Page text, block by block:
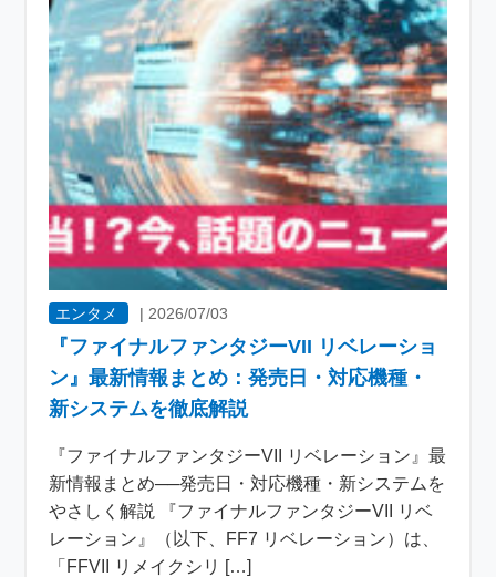
エンタメ | 2026/07/03
『ファイナルファンタジーVII リベレーショ
ン』最新情報まとめ：発売日・対応機種・
新システムを徹底解説
『ファイナルファンタジーVII リベレーション』最
新情報まとめ──発売日・対応機種・新システムを
やさしく解説 『ファイナルファンタジーVII リベ
レーション』（以下、FF7 リベレーション）は、
「FFVII リメイクシリ […]